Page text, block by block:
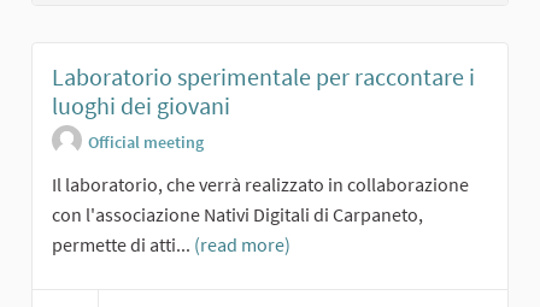
Laboratorio sperimentale per raccontare i
luoghi dei giovani
Official meeting
Il laboratorio, che verrà realizzato in collaborazione
con l'associazione Nativi Digitali di Carpaneto,
permette di atti... (read more)